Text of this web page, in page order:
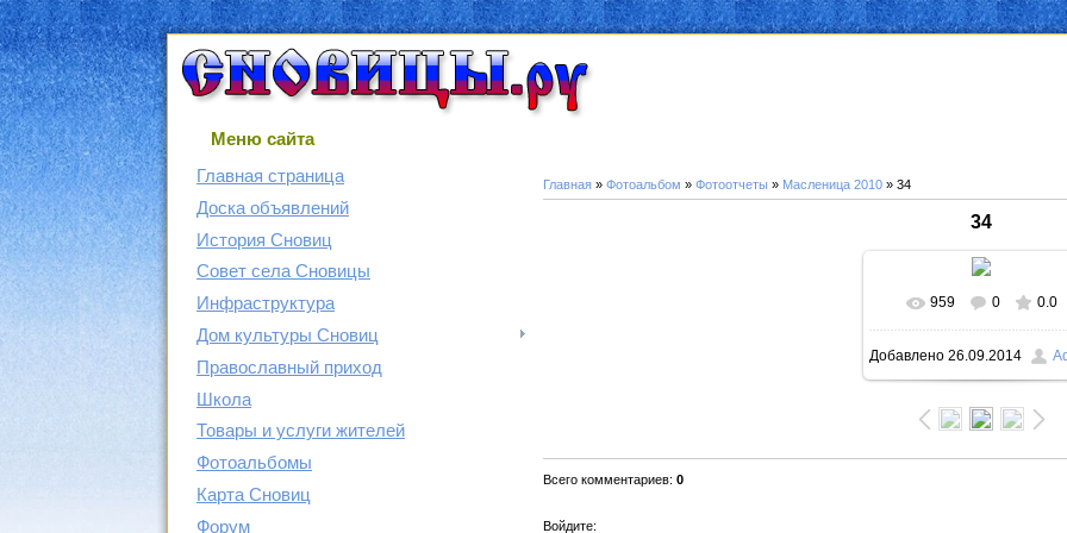
Меню сайта
Главная страница
Доска объявлений
История Сновиц
Совет села Сновицы
Инфраструктура
Дом культуры Сновиц
Православный приход
Школа
Товары и услуги жителей
Фотоальбомы
Карта Сновиц
Форум
Главная » Фотоальбом » Фотоотчеты » Масленица 2010 » 34
34
В реальном размере
1000x750/ 235.8Kb
959 0 0.0
Добавлено26.09.2014
Всего комментариев: 0
Войдите: